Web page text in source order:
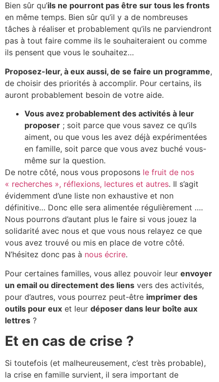
Bien sûr qu’ils ne pourront pas être sur tous les fronts
en même temps. Bien sûr qu’il y a de nombreuses
tâches à réaliser et probablement qu’ils ne parviendront
pas à tout faire comme ils le souhaiteraient ou comme
ils pensent que vous le souhaitez…
Proposez-leur, à eux aussi, de se faire un programme,
de choisir des priorités à accomplir. Pour certains, ils
auront probablement besoin de votre aide.
Vous avez probablement des activités à leur
proposer ; soit parce que vous savez ce qu’ils
aiment, ou que vous les avez déjà expérimentées
en famille, soit parce que vous avez buché vous-
même sur la question.
De notre côté, nous vous proposons le fruit de nos
« recherches », réflexions, lectures et autres. Il s’agit
évidemment d’une liste non exhaustive et non
définitive… Donc elle sera alimentée régulièrement ….
Nous pourrons d’autant plus le faire si vous jouez la
solidarité avec nous et que vous nous relayez ce que
vous avez trouvé ou mis en place de votre côté.
N’hésitez donc pas à nous écrire.
Pour certaines familles, vous allez pouvoir leur envoyer
un email ou directement des liens vers des activités,
pour d’autres, vous pourrez peut-être imprimer des
outils pour eux et leur déposer dans leur boîte aux
lettres ?
Et en cas de crise ?
Si toutefois (et malheureusement, c’est très probable),
la crise en famille survient, il sera important de